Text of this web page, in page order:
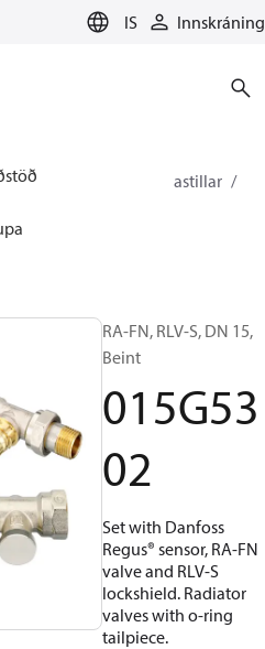
IS Innskráning
hitakerfi
Ofnahitastillar
and lockshield
RA-FN, RLV-S, DN 15,
Beint
015G53
02
Set with Danfoss
Regus® sensor, RA-FN
valve and RLV-S
lockshield. Radiator
valves with o-ring
tailpiece.